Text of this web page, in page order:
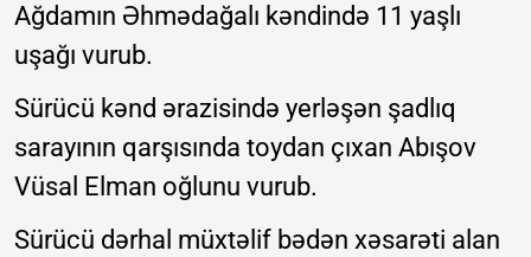
Ağdamın Əhmədağalı kəndində 11 yaşlı
uşağı vurub.
Sürücü kənd ərazisində yerləşən şadlıq
sarayının qarşısında toydan çıxan Abışov
Vüsal Elman oğlunu vurub.
Sürücü dərhal müxtəlif bədən xəsarəti alan